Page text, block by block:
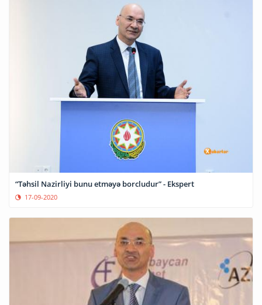
“Təhsil Nazirliyi bunu etməyə borcludur” - Ekspert
17-09-2020